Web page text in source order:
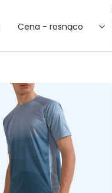
Cena - rosnąco